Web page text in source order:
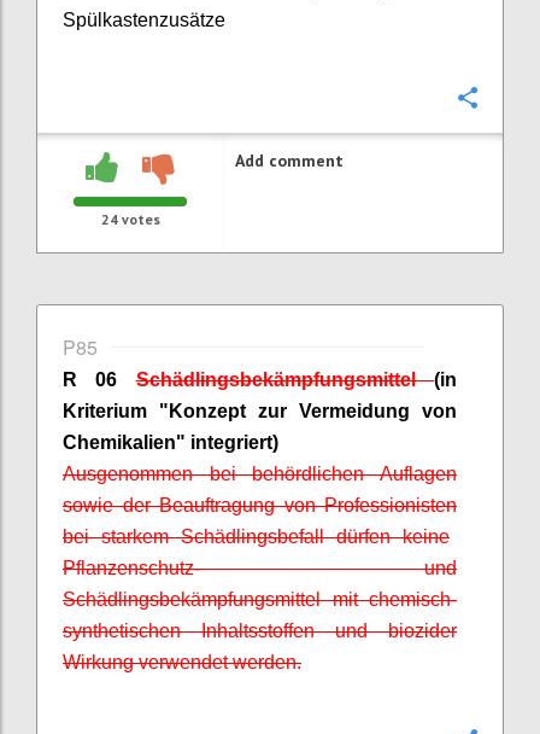
Spülkastenzusätze
24votes
Add comment
P85
R 06Schädlingsbekämpfungsmittel(in
Kriterium "Konzept zur Vermeidung von
Chemikalien" integriert)
Ausgenommen bei behördlichen Auflagen
sowie der Beauftragung vonProfessionisten
bei starkem Schädlingsbefall dürfen keine
Pflanzenschutz- und
Schädlingsbekämpfungsmittel mit chemisch-
synthetischen Inhaltsstoffen undbiozider
Wirkung verwendet werden.